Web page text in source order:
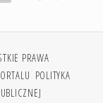
PRAWA
POLITYKA